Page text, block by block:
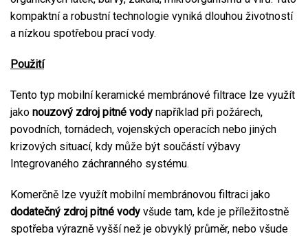
kompaktní a robustní technologie vyniká dlouhou životností
a nízkou spotřebou prací vody.
Použití
Tento typ mobilní keramické membránové filtrace lze využít
jako nouzový zdroj pitné vody například při požárech,
povodních, tornádech, vojenských operacích nebo jiných
krizových situací, kdy může být součástí výbavy
Integrovaného záchranného systému.
Komerčně lze využít mobilní membránovou filtraci jako
dodatečný zdroj pitné vody všude tam, kde je příležitostně
spotřeba výrazně vyšší než je obvyklý průměr, nebo všude